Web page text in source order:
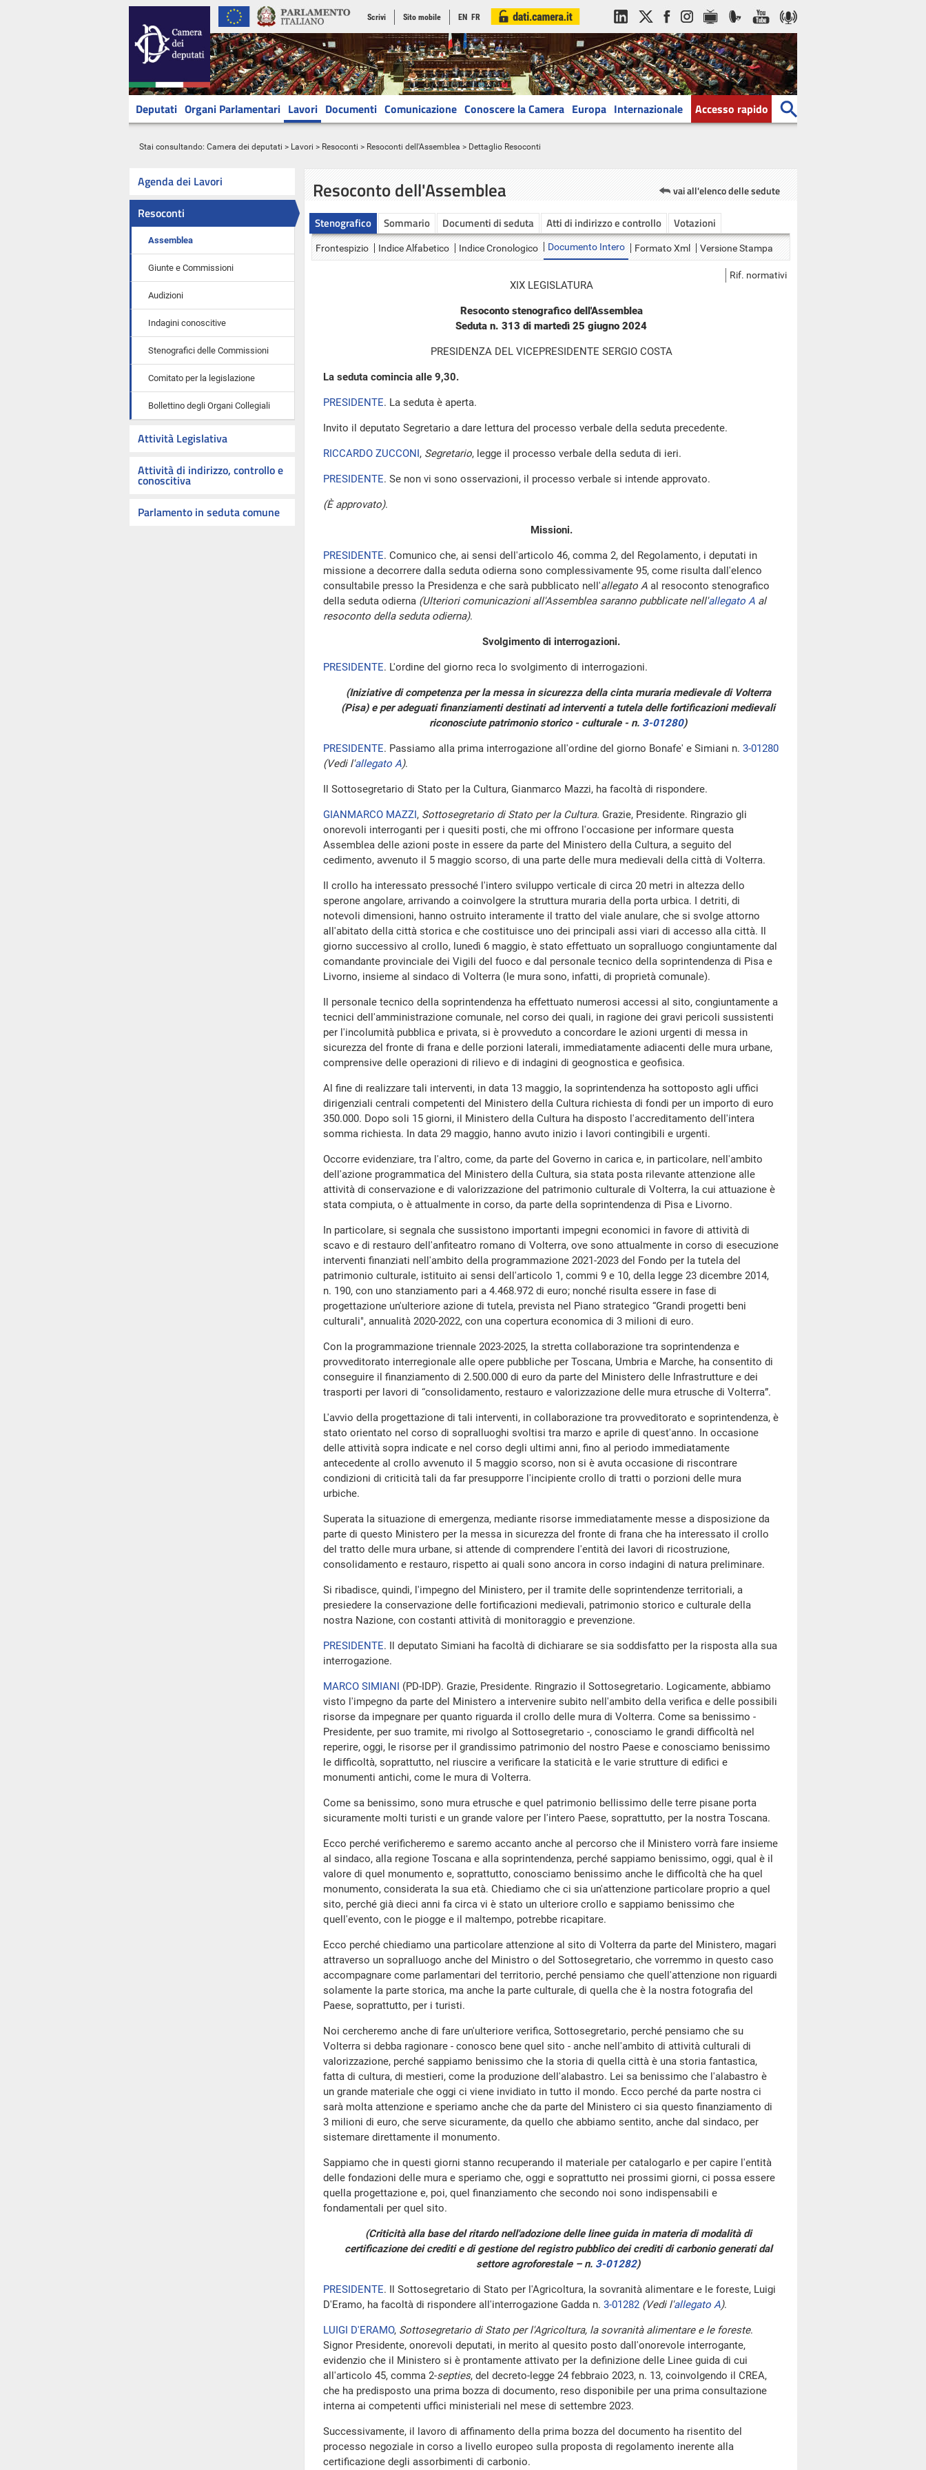
Scrivi Sito mobile EN FR
Deputati Organi Parlamentari Lavori Documenti Comunicazione Conoscere la Camera Europa Internazionale Accesso rapido
Stai consultando: Camera dei deputati > Lavori > Resoconti > Resoconti dell'Assemblea > Dettaglio Resoconti
Agenda dei Lavori
Resoconti
Assemblea
Giunte e Commissioni
Audizioni
Indagini conoscitive
Stenografici delle Commissioni
Comitato per la legislazione
Bollettino degli Organi Collegiali
Attività Legislativa
Attività di indirizzo, controllo e
conoscitiva
Parlamento in seduta comune
Resoconto dell'Assemblea vai all'elenco delle sedute
Stenografico Sommario Documenti di seduta Atti di indirizzo e controllo Votazioni
Frontespizio Indice Alfabetico Indice Cronologico Documento Intero Formato Xml Versione Stampa
Rif. normativi
XIX LEGISLATURA
Resoconto stenografico dell'Assemblea
Seduta n. 313 di martedì 25 giugno 2024
PRESIDENZA DEL VICEPRESIDENTE SERGIO COSTA
La seduta comincia alle 9,30.
PRESIDENTE. La seduta è aperta.
Invito il deputato Segretario a dare lettura del processo verbale della seduta precedente.
RICCARDO ZUCCONI, Segretario, legge il processo verbale della seduta di ieri.
PRESIDENTE. Se non vi sono osservazioni, il processo verbale si intende approvato.
(È approvato).
Missioni.
PRESIDENTE. Comunico che, ai sensi dell'articolo 46, comma 2, del Regolamento, i deputati in
missione a decorrere dalla seduta odierna sono complessivamente 95, come risulta dall'elenco
consultabile presso la Presidenza e che sarà pubblicato nell'allegato A al resoconto stenografico
della seduta odierna (Ulteriori comunicazioni all'Assemblea saranno pubblicate nell'allegato A al
resoconto della seduta odierna).
Svolgimento di interrogazioni.
PRESIDENTE. L'ordine del giorno reca lo svolgimento di interrogazioni.
(Iniziative di competenza per la messa in sicurezza della cinta muraria medievale di Volterra
(Pisa) e per adeguati finanziamenti destinati ad interventi a tutela delle fortificazioni medievali
riconosciute patrimonio storico - culturale - n. 3-01280)
PRESIDENTE. Passiamo alla prima interrogazione all'ordine del giorno Bonafe' e Simiani n. 3-01280
(Vedi l'allegato A).
Il Sottosegretario di Stato per la Cultura, Gianmarco Mazzi, ha facoltà di rispondere.
GIANMARCO MAZZI, Sottosegretario di Stato per la Cultura. Grazie, Presidente. Ringrazio gli
onorevoli interroganti per i quesiti posti, che mi offrono l'occasione per informare questa
Assemblea delle azioni poste in essere da parte del Ministero della Cultura, a seguito del
cedimento, avvenuto il 5 maggio scorso, di una parte delle mura medievali della città di Volterra.
Il crollo ha interessato pressoché l'intero sviluppo verticale di circa 20 metri in altezza dello
sperone angolare, arrivando a coinvolgere la struttura muraria della porta urbica. I detriti, di
notevoli dimensioni, hanno ostruito interamente il tratto del viale anulare, che si svolge attorno
all'abitato della città storica e che costituisce uno dei principali assi viari di accesso alla città. Il
giorno successivo al crollo, lunedì 6 maggio, è stato effettuato un sopralluogo congiuntamente dal
comandante provinciale dei Vigili del fuoco e dal personale tecnico della soprintendenza di Pisa e
Livorno, insieme al sindaco di Volterra (le mura sono, infatti, di proprietà comunale).
Il personale tecnico della soprintendenza ha effettuato numerosi accessi al sito, congiuntamente a
tecnici dell'amministrazione comunale, nel corso dei quali, in ragione dei gravi pericoli sussistenti
per l'incolumità pubblica e privata, si è provveduto a concordare le azioni urgenti di messa in
sicurezza del fronte di frana e delle porzioni laterali, immediatamente adiacenti delle mura urbane,
comprensive delle operazioni di rilievo e di indagini di geognostica e geofisica.
Al fine di realizzare tali interventi, in data 13 maggio, la soprintendenza ha sottoposto agli uffici
dirigenziali centrali competenti del Ministero della Cultura richiesta di fondi per un importo di euro
350.000. Dopo soli 15 giorni, il Ministero della Cultura ha disposto l'accreditamento dell'intera
somma richiesta. In data 29 maggio, hanno avuto inizio i lavori contingibili e urgenti.
Occorre evidenziare, tra l'altro, come, da parte del Governo in carica e, in particolare, nell'ambito
dell'azione programmatica del Ministero della Cultura, sia stata posta rilevante attenzione alle
attività di conservazione e di valorizzazione del patrimonio culturale di Volterra, la cui attuazione è
stata compiuta, o è attualmente in corso, da parte della soprintendenza di Pisa e Livorno.
In particolare, si segnala che sussistono importanti impegni economici in favore di attività di
scavo e di restauro dell'anfiteatro romano di Volterra, ove sono attualmente in corso di esecuzione
interventi finanziati nell'ambito della programmazione 2021-2023 del Fondo per la tutela del
patrimonio culturale, istituito ai sensi dell'articolo 1, commi 9 e 10, della legge 23 dicembre 2014,
n. 190, con uno stanziamento pari a 4.468.972 di euro; nonché risulta essere in fase di
progettazione un'ulteriore azione di tutela, prevista nel Piano strategico “Grandi progetti beni
culturali", annualità 2020-2022, con una copertura economica di 3 milioni di euro.
Con la programmazione triennale 2023-2025, la stretta collaborazione tra soprintendenza e
provveditorato interregionale alle opere pubbliche per Toscana, Umbria e Marche, ha consentito di
conseguire il finanziamento di 2.500.000 di euro da parte del Ministero delle Infrastrutture e dei
trasporti per lavori di “consolidamento, restauro e valorizzazione delle mura etrusche di Volterra”.
L'avvio della progettazione di tali interventi, in collaborazione tra provveditorato e soprintendenza, è
stato orientato nel corso di sopralluoghi svoltisi tra marzo e aprile di quest'anno. In occasione
delle attività sopra indicate e nel corso degli ultimi anni, fino al periodo immediatamente
antecedente al crollo avvenuto il 5 maggio scorso, non si è avuta occasione di riscontrare
condizioni di criticità tali da far presupporre l'incipiente crollo di tratti o porzioni delle mura
urbiche.
Superata la situazione di emergenza, mediante risorse immediatamente messe a disposizione da
parte di questo Ministero per la messa in sicurezza del fronte di frana che ha interessato il crollo
del tratto delle mura urbane, si attende di comprendere l'entità dei lavori di ricostruzione,
consolidamento e restauro, rispetto ai quali sono ancora in corso indagini di natura preliminare.
Si ribadisce, quindi, l'impegno del Ministero, per il tramite delle soprintendenze territoriali, a
presiedere la conservazione delle fortificazioni medievali, patrimonio storico e culturale della
nostra Nazione, con costanti attività di monitoraggio e prevenzione.
PRESIDENTE. Il deputato Simiani ha facoltà di dichiarare se sia soddisfatto per la risposta alla sua
interrogazione.
MARCO SIMIANI (PD-IDP). Grazie, Presidente. Ringrazio il Sottosegretario. Logicamente, abbiamo
visto l'impegno da parte del Ministero a intervenire subito nell'ambito della verifica e delle possibili
risorse da impegnare per quanto riguarda il crollo delle mura di Volterra. Come sa benissimo -
Presidente, per suo tramite, mi rivolgo al Sottosegretario -, conosciamo le grandi difficoltà nel
reperire, oggi, le risorse per il grandissimo patrimonio del nostro Paese e conosciamo benissimo
le difficoltà, soprattutto, nel riuscire a verificare la staticità e le varie strutture di edifici e
monumenti antichi, come le mura di Volterra.
Come sa benissimo, sono mura etrusche e quel patrimonio bellissimo delle terre pisane porta
sicuramente molti turisti e un grande valore per l'intero Paese, soprattutto, per la nostra Toscana.
Ecco perché verificheremo e saremo accanto anche al percorso che il Ministero vorrà fare insieme
al sindaco, alla regione Toscana e alla soprintendenza, perché sappiamo benissimo, oggi, qual è il
valore di quel monumento e, soprattutto, conosciamo benissimo anche le difficoltà che ha quel
monumento, considerata la sua età. Chiediamo che ci sia un'attenzione particolare proprio a quel
sito, perché già dieci anni fa circa vi è stato un ulteriore crollo e sappiamo benissimo che
quell'evento, con le piogge e il maltempo, potrebbe ricapitare.
Ecco perché chiediamo una particolare attenzione al sito di Volterra da parte del Ministero, magari
attraverso un sopralluogo anche del Ministro o del Sottosegretario, che vorremmo in questo caso
accompagnare come parlamentari del territorio, perché pensiamo che quell'attenzione non riguardi
solamente la parte storica, ma anche la parte culturale, di quella che è la nostra fotografia del
Paese, soprattutto, per i turisti.
Noi cercheremo anche di fare un'ulteriore verifica, Sottosegretario, perché pensiamo che su
Volterra si debba ragionare - conosco bene quel sito - anche nell'ambito di attività culturali di
valorizzazione, perché sappiamo benissimo che la storia di quella città è una storia fantastica,
fatta di cultura, di mestieri, come la produzione dell'alabastro. Lei sa benissimo che l'alabastro è
un grande materiale che oggi ci viene invidiato in tutto il mondo. Ecco perché da parte nostra ci
sarà molta attenzione e speriamo anche che da parte del Ministero ci sia questo finanziamento di
3 milioni di euro, che serve sicuramente, da quello che abbiamo sentito, anche dal sindaco, per
sistemare direttamente il monumento.
Sappiamo che in questi giorni stanno recuperando il materiale per catalogarlo e per capire l'entità
delle fondazioni delle mura e speriamo che, oggi e soprattutto nei prossimi giorni, ci possa essere
quella progettazione e, poi, quel finanziamento che secondo noi sono indispensabili e
fondamentali per quel sito.
(Criticità alla base del ritardo nell'adozione delle linee guida in materia di modalità di
certificazione dei crediti e di gestione del registro pubblico dei crediti di carbonio generati dal
settore agroforestale – n. 3-01282)
PRESIDENTE. Il Sottosegretario di Stato per l'Agricoltura, la sovranità alimentare e le foreste, Luigi
D'Eramo, ha facoltà di rispondere all'interrogazione Gadda n. 3-01282 (Vedi l'allegato A).
LUIGI D'ERAMO, Sottosegretario di Stato per l'Agricoltura, la sovranità alimentare e le foreste.
Signor Presidente, onorevoli deputati, in merito al quesito posto dall'onorevole interrogante,
evidenzio che il Ministero si è prontamente attivato per la definizione delle Linee guida di cui
all'articolo 45, comma 2-septies, del decreto-legge 24 febbraio 2023, n. 13, coinvolgendo il CREA,
che ha predisposto una prima bozza di documento, reso disponibile per una prima consultazione
interna ai competenti uffici ministeriali nel mese di settembre 2023.
Successivamente, il lavoro di affinamento della prima bozza del documento ha risentito del
processo negoziale in corso a livello europeo sulla proposta di regolamento inerente alla
certificazione degli assorbimenti di carbonio.